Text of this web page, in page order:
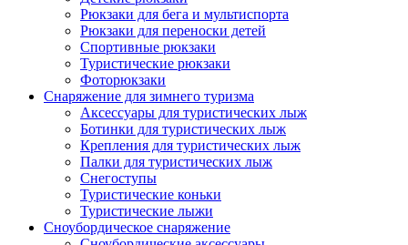
Рюкзаки для бега и мультиспорта
Рюкзаки для переноски детей
Спортивные рюкзаки
Туристические рюкзаки
Фоторюкзаки
Снаряжение для зимнего туризма
Аксессуары для туристических лыж
Ботинки для туристических лыж
Крепления для туристических лыж
Палки для туристических лыж
Снегоступы
Туристические коньки
Туристические лыжи
Сноубордическое снаряжение